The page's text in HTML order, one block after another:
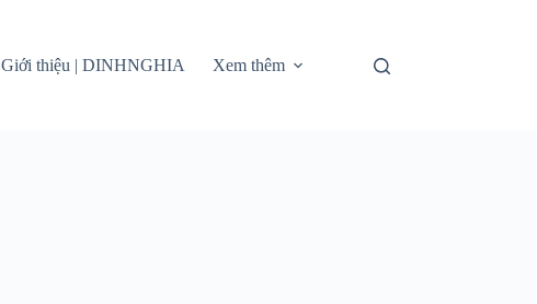
Giới thiệu | DINHNGHIA Xem thêm